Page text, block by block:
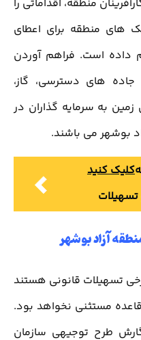
منطقه، اقداماتی را
های منطقه برای اعطای
داده است. فراهم آوردن
های دسترسی، گاز،
زمین به سرمایه گذاران در
بوشهر می باشند.
کلیک کنید
تسهیلات
آزاد بوشهر
تسهیلات قانونی هستند
مستثنی نخواهد بود.
طرح توجیهی سازمان